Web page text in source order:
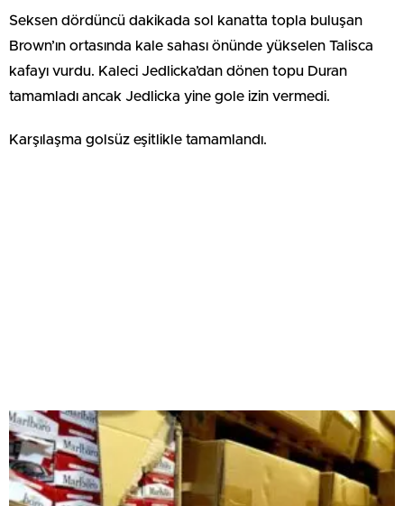
Seksen dördüncü dakikada sol kanatta topla buluşan
Brown’ın ortasında kale sahası önünde yükselen Talisca
kafayı vurdu. Kaleci Jedlicka’dan dönen topu Duran
tamamladı ancak Jedlicka yine gole izin vermedi.
Karşılaşma golsüz eşitlikle tamamlandı.